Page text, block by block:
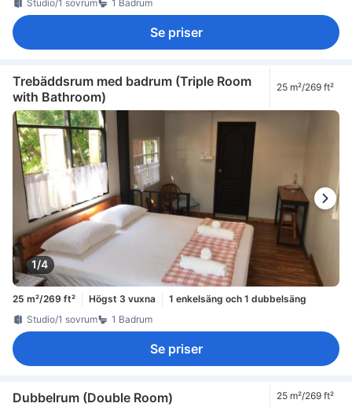
Studio/1 sovrum 1 Badrum
Se priser
Trebäddsrum med badrum (Triple Room
with Bathroom)
25 m²/269 ft²
1/4
25 m²/269 ft² Högst 3 vuxna
1 enkelsäng och 1 dubbelsäng
Studio/1 sovrum
1 Badrum
Se priser
Dubbelrum (Double Room) 25 m²/269 ft²